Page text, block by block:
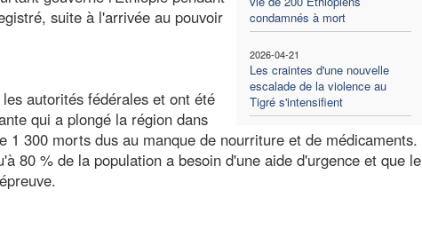
condamnés à mort
2026-04-21
Les craintes d'une nouvelle
escalade de la violence au
Tigré s'intensifient
suite à l'arrivée au pouvoir
autorités fédérales et ont été
qui a plongé la région dans
1 300 morts dus au manque de nourriture et de médicaments.
80 % de la population a besoin d'une aide d'urgence et que le